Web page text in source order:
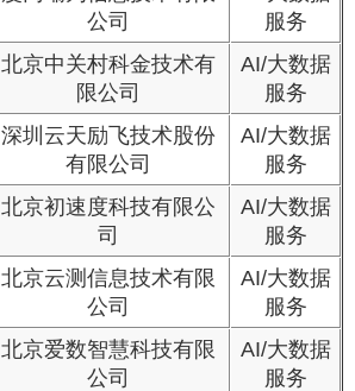
公司
服务
北京中关村科金技术有
限公司
AI/大数据
服务
深圳云天励飞技术股份
有限公司
AI/大数据
服务
北京初速度科技有限公
司
AI/大数据
服务
北京云测信息技术有限
公司
AI/大数据
服务
北京爱数智慧科技有限
公司
AI/大数据
服务